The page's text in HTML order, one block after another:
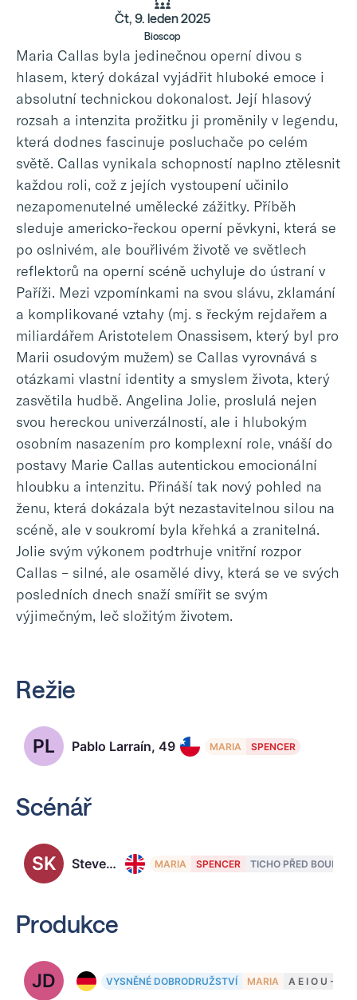
Čt, 9. leden 2025
Bioscop
Maria Callas byla jedinečnou operní divou s
hlasem, který dokázal vyjádřit hluboké emoce i
absolutní technickou dokonalost. Její hlasový
rozsah a intenzita prožitku ji proměnily v legendu,
která dodnes fascinuje posluchače po celém
světě. Callas vynikala schopností naplno ztělesnit
každou roli, což z jejích vystoupení učinilo
nezapomenutelné umělecké zážitky. Příběh
sleduje americko-řeckou operní pěvkyni, která se
po oslnivém, ale bouřlivém životě ve světlech
reflektorů na operní scéně uchyluje do ústraní v
Paříži. Mezi vzpomínkami na svou slávu, zklamání
a komplikované vztahy (mj. s řeckým rejdařem a
miliardářem Aristotelem Onassisem, který byl pro
Marii osudovým mužem) se Callas vyrovnává s
otázkami vlastní identity a smyslem života, který
zasvětila hudbě. Angelina Jolie, proslulá nejen
svou hereckou univerzálností, ale i hlubokým
osobním nasazením pro komplexní role, vnáší do
postavy Marie Callas autentickou emocionální
hloubku a intenzitu. Přináší tak nový pohled na
ženu, která dokázala být nezastavitelnou silou na
scéně, ale v soukromí byla křehká a zranitelná.
Jolie svým výkonem podtrhuje vnitřní rozpor
Callas – silné, ale osamělé divy, která se ve svých
posledních dnech snaží smířit se svým
výjimečným, leč složitým životem.
Režie
PL Pablo Larraín, 49 MARIA SPENCER
Scénář
SK Steven Knight MARIA SPENCER TICHO PŘED BOUŘÍ
Produkce
JD Jonas Dornbach, 48
VYSNĚNÉ DOBRODRUŽSTVÍ MARIA A E I O U -